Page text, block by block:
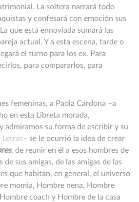
La soltera narrará todo
y confesará con emoción sus
que está ennoviada sumará las
actual. Y a esta escena, tarde o
el turno para los ex. Para
para compararlos, para
femeninas, a Paola Cardona –a
en esta Libreta morada,
admiramos su forma de escribir y su
– se le ocurrió la idea de crear
, de reunir en él a esos hombres de
de sus amigas, de las amigas de las
que habitan, en general, el universo
momia, Hombre nena, Hombre
coach y Hombre de la casa